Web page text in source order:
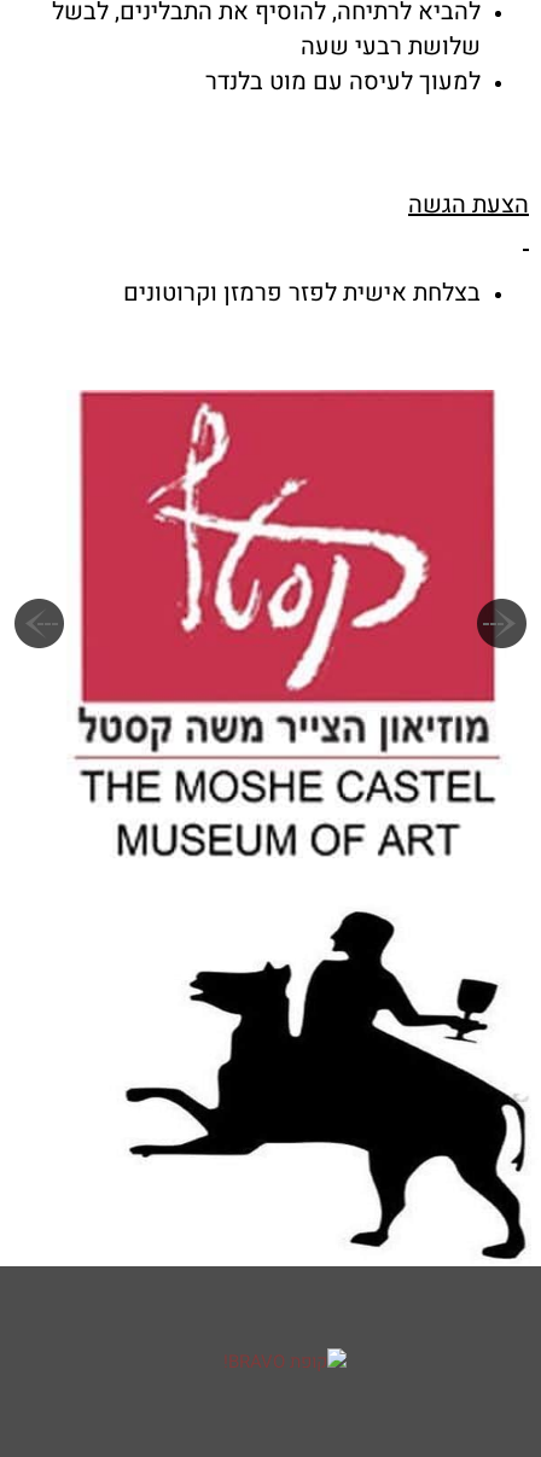
להביא לרתיחה, להוסיף את התבלינים, לבשל
שלושת רבעי שעה
למעוך לעיסה עם מוט בלנדר
הצעת הגשה
בצלחת אישית לפזר פרמזן וקרוטונים